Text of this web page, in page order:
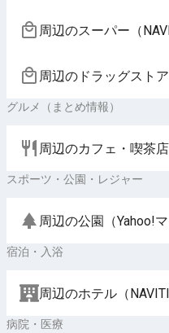
周辺のスーパー（
周辺のドラッグストア
グルメ（まとめ情報）
周辺のカフェ・喫茶店
スポーツ・公園・レジャー
周辺の公園（Yahoo!マ
宿泊・入浴
周辺のホテル（
病院・医療